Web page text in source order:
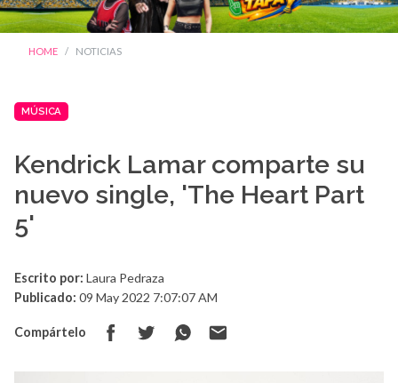
HOME NOTICIAS
MÚSICA
Kendrick Lamar comparte su
nuevo single, 'The Heart Part
5'
Escrito por: Laura Pedraza
Publicado: 09 May 2022 7:07:07 AM
Compártelo